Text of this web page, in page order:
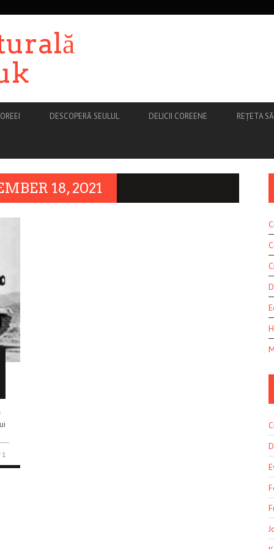
DESCOPERĂ SEULUL DELICII COREENE REȚETA
18, 2021
1